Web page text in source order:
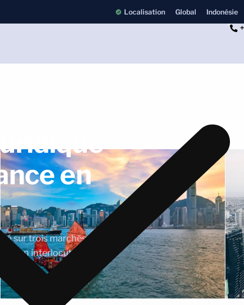
Localisation Global Indonésie
en
sur trois marchés clés
un interlocuteur